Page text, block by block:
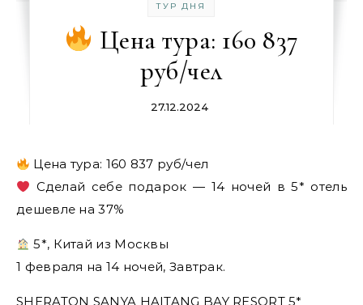
ТУР ДНЯ
Цена тура: 160 837
руб/чел
27.12.2024
Цена тура: 160 837 руб/чел
Сделай себе подарок — 14 ночей в 5* отель
дешевле на 37%
5*, Китай из Москвы
1 февраля на 14 ночей, Завтрак.
SHERATON SANYA HAITANG BAY RESORT 5*